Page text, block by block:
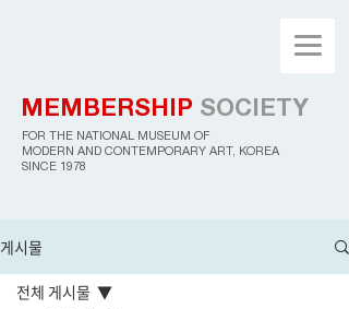
FOR THE NATIONAL MUSEUM OF
MODERN AND CONTEMPORARY ART, KOREA
SINCE 1978
MEMBERSHIP SOCIETY
게시물
전체 게시물